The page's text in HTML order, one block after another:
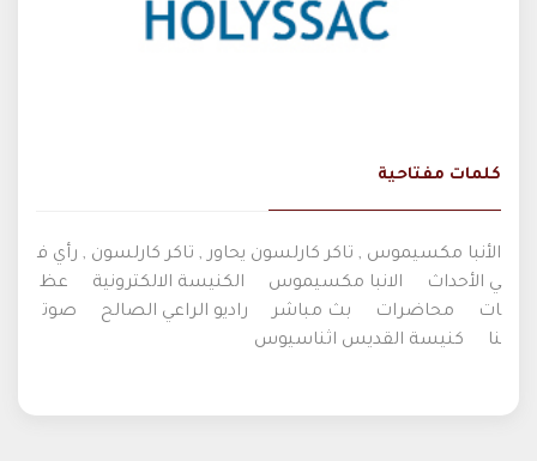
كلمات مفتاحية
الأنبا مكسيموس , تاكر كارلسون يحاور , تاكر كارلسون , رأي ف
ي الأحداث
الانبا مكسيموس الكنيسة الالكترونية
عظ
ات
محاضرات بث مباشر راديو الراعي الصالح
صوت
نا
كنيسة القديس اثناسيوس